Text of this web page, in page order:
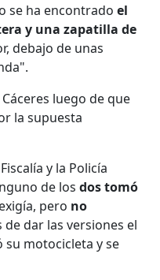
se ha encontradoel
y una zapatilla de
debajo de unas
luego de que
la supuesta
y la Policía
de losdos tomó
pero no
dar las versiones el
su motocicleta y se